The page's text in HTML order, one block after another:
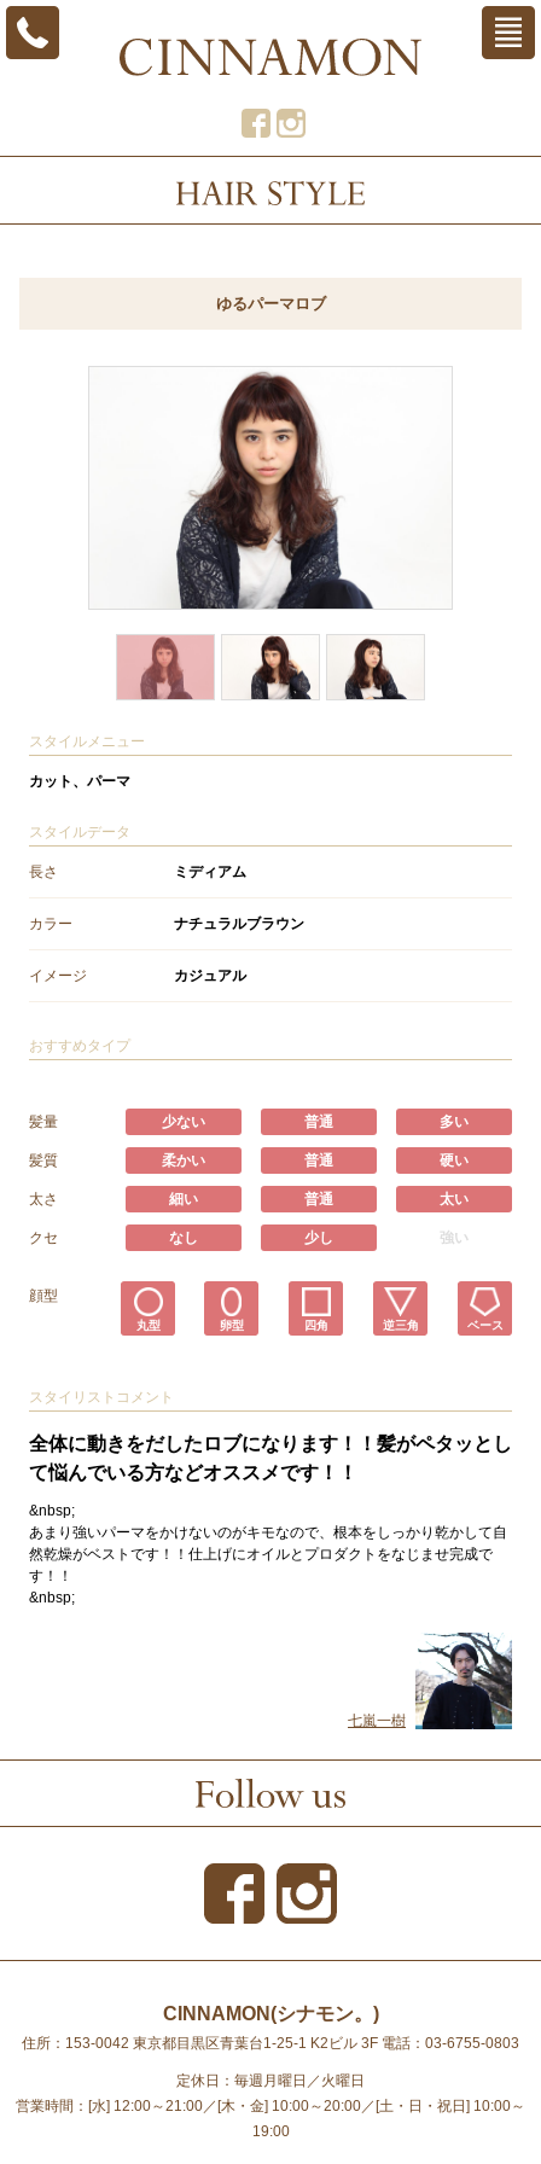
ゆるパーマロブ
スタイルメニュー
カット、パーマ
スタイルデータ
長さ ミディアム
カラー ナチュラルブラウン
イメージ カジュアル
おすすめタイプ
髪量 少ない 普通 多い
髪質 柔かい 普通 硬い
太さ 細い 普通 太い
クセ なし 少し 強い
顔型
丸型 卵型 四角 逆三角 ベース
スタイリストコメント
全体に動きをだしたロブになります！！髪がペタッとし
て悩んでいる方などオススメです！！
&nbsp;
あまり強いパーマをかけないのがキモなので、根本をしっかり乾かして自
然乾燥がベストです！！仕上げにオイルとプロダクトをなじませ完成で
す！！
&nbsp;
七嵐一樹
CINNAMON(シナモン。)
住所：153-0042 東京都目黒区青葉台1-25-1 K2ビル 3F 電話：03-6755-0803
定休日：毎週月曜日／火曜日
営業時間：[水] 12:00～21:00／[木・金] 10:00～20:00／[土・日・祝日] 10:00～
19:00